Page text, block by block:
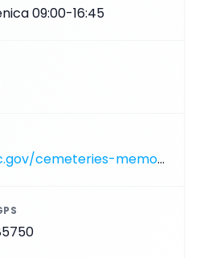
09:00-16:45
https://abmc.gov/cemeteries-memorials/europe/normandy-american-cemetery